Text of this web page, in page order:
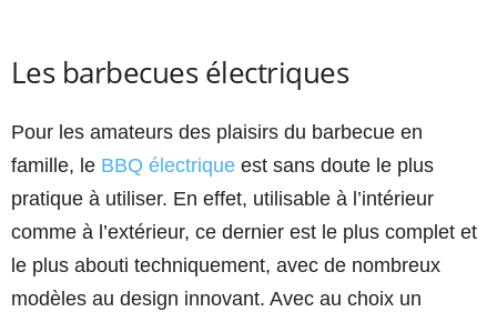
Les barbecues électriques
Pour les amateurs des plaisirs du barbecue en
famille, le BBQ électrique est sans doute le plus
pratique à utiliser. En effet, utilisable à l’intérieur
comme à l’extérieur, ce dernier est le plus complet et
le plus abouti techniquement, avec de nombreux
modèles au design innovant. Avec au choix un